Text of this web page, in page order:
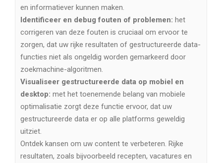
en informatiever kunnen maken.
Identificeer en debug fouten of problemen: het
corrigeren van deze fouten is cruciaal om ervoor te
zorgen, dat uw rijke resultaten of gestructureerde data-
functies niet als ongeldig worden gemarkeerd door
zoekmachine-algoritmen.
Visualiseer gestructureerde data op mobiel en
desktop: met het toenemende belang van mobiele
optimalisatie zorgt deze functie ervoor, dat uw
gestructureerde data er op alle platforms geweldig
uitziet.
Ontdek kansen om uw content te verbeteren. Rijke
resultaten, zoals bijvoorbeeld recepten, vacatures en